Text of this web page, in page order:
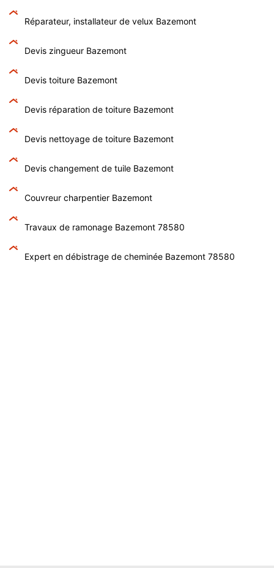
Réparateur, installateur de velux Bazemont
Devis zingueur Bazemont
Devis toiture Bazemont
Devis réparation de toiture Bazemont
Devis nettoyage de toiture Bazemont
Devis changement de tuile Bazemont
Couvreur charpentier Bazemont
Travaux de ramonage Bazemont 78580
Expert en débistrage de cheminée Bazemont 78580